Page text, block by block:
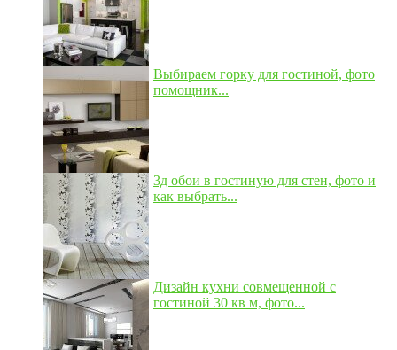
Выбираем горку для гостиной, фото
помощник...
3д обои в гостиную для стен, фото и
как выбрать...
Дизайн кухни совмещенной с
гостиной 30 кв м, фото...